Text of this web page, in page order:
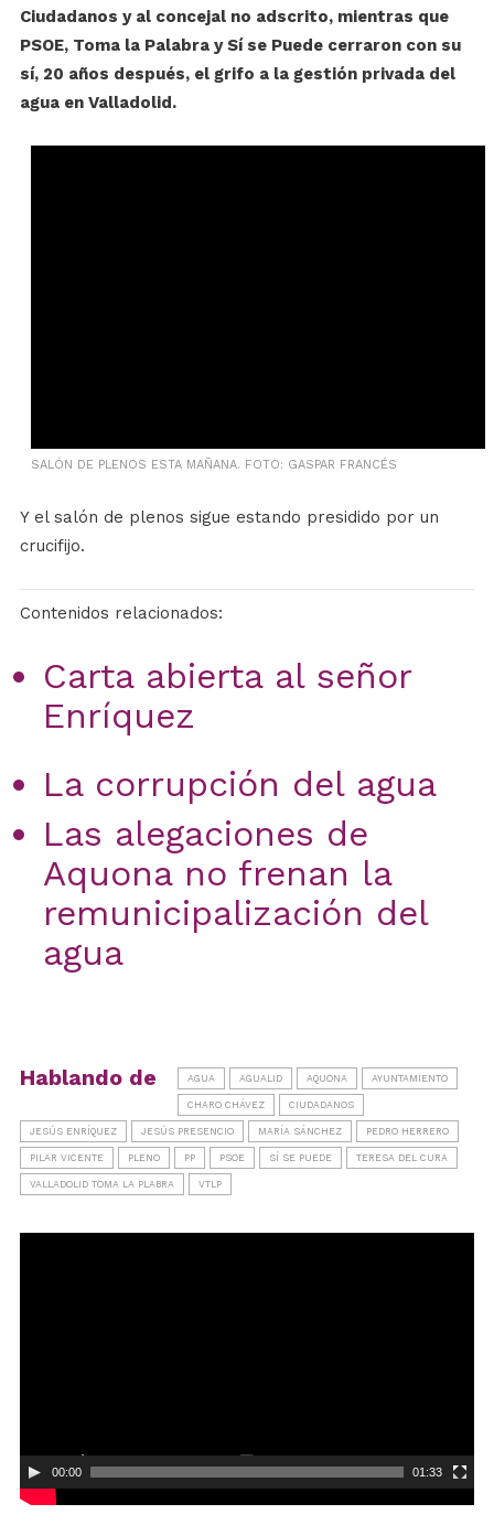
Ciudadanos y al concejal no adscrito, mientras que
PSOE, Toma la Palabra y Sí se Puede cerraron con su
sí, 20 años después, el grifo a la gestión privada del
agua en Valladolid.
SALÓN DE PLENOS ESTA MAÑANA. FOTO: GASPAR FRANCÉS
Y el salón de plenos sigue estando presidido por un
crucifijo.
Contenidos relacionados:
Carta abierta al señor
Enríquez
La corrupción del agua
Las alegaciones de
Aquona no frenan la
remunicipalización del
agua
Hablando de AGUA AGUALID AQUONA AYUNTAMIENTO
CHARO CHÁVEZ CIUDADANOS
JESÚS ENRÍQUEZ JESÚS PRESENCIO MARÍA SÁNCHEZ PEDRO HERRERO
PILAR VICENTE PLENO PP PSOE SÍ SE PUEDE TERESA DEL CURA
VALLADOLID TOMA LA PLABRA VTLP
00:00 01:33